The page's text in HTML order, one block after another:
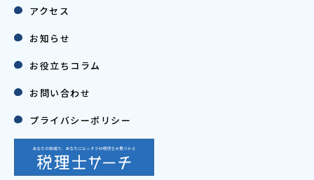
アクセス
お知らせ
お役立ちコラム
お問い合わせ
プライバシーポリシー